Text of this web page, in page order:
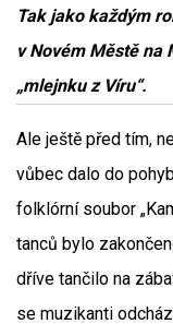
Tak jako každým
v Novém Městě na
„mlejnku z Víru“.
Ale ještě před tím,
vůbec dalo do
folklórní soubor
tanců bylo
dříve tančilo na
se muzikanti